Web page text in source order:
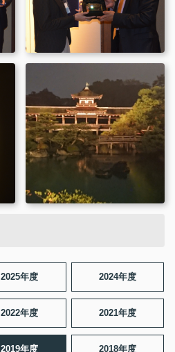
2025年度 2024年度
2022年度 2021年度
2019年度 2018年度